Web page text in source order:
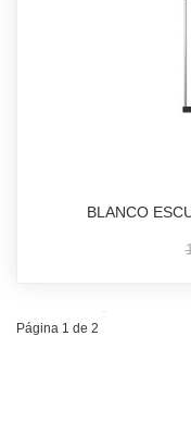
BLANCO
Página 1 de 2